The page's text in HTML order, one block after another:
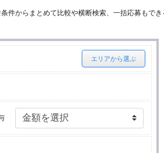
からまとめて比較や横断検索、一括応募もでき
エリアから選ぶ